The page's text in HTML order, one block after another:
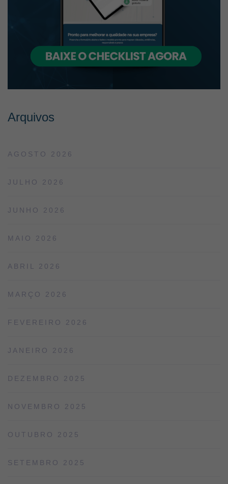
Arquivos
AGOSTO 2026
JULHO 2026
JUNHO 2026
MAIO 2026
ABRIL 2026
MARÇO 2026
FEVEREIRO 2026
JANEIRO 2026
DEZEMBRO 2025
NOVEMBRO 2025
OUTUBRO 2025
SETEMBRO 2025